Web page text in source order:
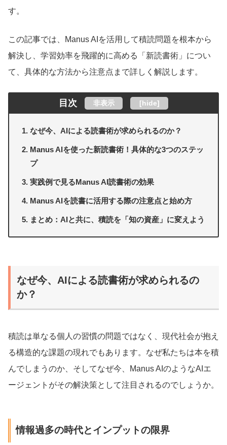
す。
この記事では、Manus AIを活用して積読問題を根本から
解決し、学習効率を飛躍的に高める「新読書術」につい
て、具体的な方法から注意点まで詳しく解説します。
目次 非表示 [hide]
なぜ今、AIによる読書術が求められるのか？
Manus AIを使った新読書術！具体的な3つのステッ
プ
実践例で見るManus AI読書術の効果
Manus AIを読書に活用する際の注意点と始め方
まとめ：AIと共に、積読を「知の資産」に変えよう
なぜ今、AIによる読書術が求められるの
か？
積読は単なる個人の習慣の問題ではなく、現代社会が抱え
る構造的な課題の現れでもあります。なぜ私たちは本を積
んでしまうのか、そしてなぜ今、Manus AIのようなAIエ
ージェントがその解決策として注目されるのでしょうか。
情報過多の時代とインプットの限界